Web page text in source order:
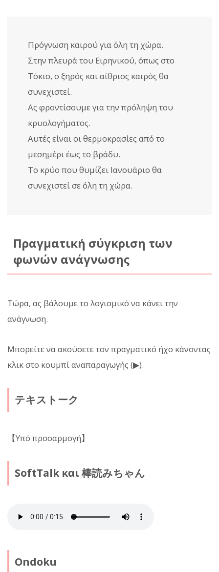
Πρόγνωση καιρού για όλη τη χώρα.
Στην πλευρά του Ειρηνικού, όπως στο
Τόκιο, ο ξηρός και αίθριος καιρός θα
συνεχιστεί.
Ας φροντίσουμε για την πρόληψη του
κρυολογήματος.
Αυτές είναι οι θερμοκρασίες από το
μεσημέρι έως το βράδυ.
Το κρύο που θυμίζει Ιανουάριο θα
συνεχιστεί σε όλη τη χώρα.
Πραγματική σύγκριση των
φωνών ανάγνωσης
Τώρα, ας βάλουμε το λογισμικό να κάνει την
ανάγνωση.
Μπορείτε να ακούσετε τον πραγματικό ήχο κάνοντας
κλικ στο κουμπί αναπαραγωγής (▶).
テキストーク
【Υπό προσαρμογή】
SoftTalk και 棒読みちゃん
Ondoku